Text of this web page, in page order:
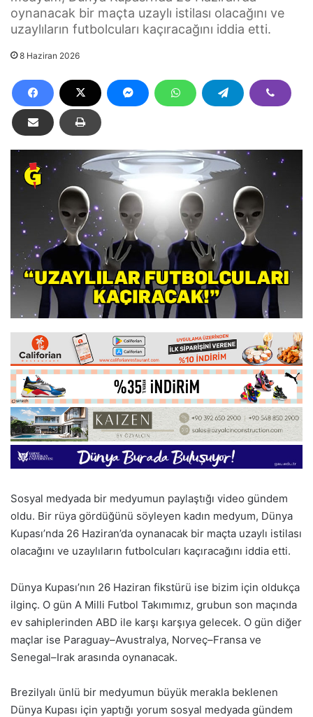
oynanacak bir maçta uzaylı istilası olacağını ve
uzaylıların futbolcuları kaçıracağını iddia etti.
8 Haziran 2026
Sosyal medyada bir medyumun paylaştığı video gündem
oldu. Bir rüya gördüğünü söyleyen kadın medyum, Dünya
Kupası’nda 26 Haziran’da oynanacak bir maçta uzaylı istilası
olacağını ve uzaylıların futbolcuları kaçıracağını iddia etti.
Dünya Kupası’nın 26 Haziran fikstürü ise bizim için oldukça
ilginç. O gün A Milli Futbol Takımımız, grubun son maçında
ev sahiplerinden ABD ile karşı karşıya gelecek. O gün diğer
maçlar ise Paraguay–Avustralya, Norveç–Fransa ve
Senegal–Irak arasında oynanacak.
Brezilyalı ünlü bir medyumun büyük merakla beklenen
Dünya Kupası için yaptığı yorum sosyal medyada gündem